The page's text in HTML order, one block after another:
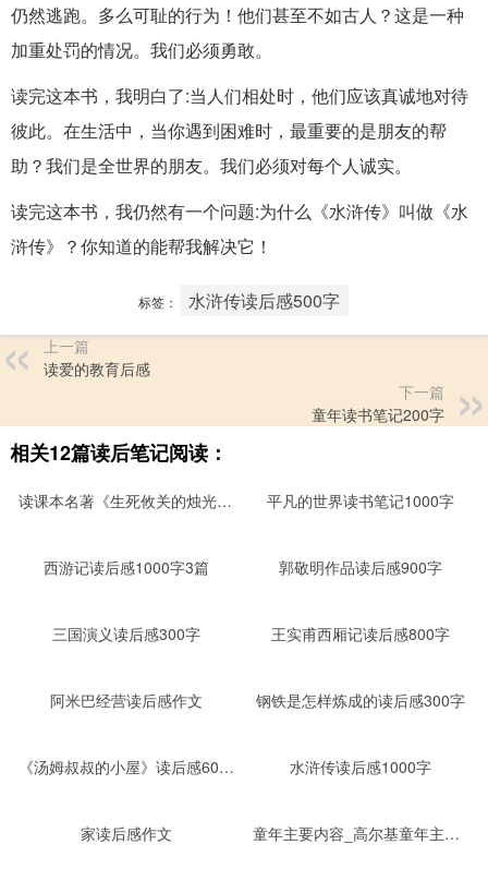
仍然逃跑。多么可耻的行为！他们甚至不如古人？这是一种
加重处罚的情况。我们必须勇敢。
读完这本书，我明白了:当人们相处时，他们应该真诚地对待
彼此。在生活中，当你遇到困难时，最重要的是朋友的帮
助？我们是全世界的朋友。我们必须对每个人诚实。
读完这本书，我仍然有一个问题:为什么《水浒传》叫做《水
浒传》？你知道的能帮我解决它！
标签： 水浒传读后感500字
上一篇
读爱的教育后感
下一篇
童年读书笔记200字
相关12篇读后笔记阅读：
读课本名著《生死攸关的烛光》后感400字 平凡的世界读书笔记1000字
西游记读后感1000字3篇 郭敬明作品读后感900字
三国演义读后感300字 王实甫西厢记读后感800字
阿米巴经营读后感作文 钢铁是怎样炼成的读后感300字
《汤姆叔叔的小屋》读后感600字 水浒传读后感1000字
家读后感作文 童年主要内容_高尔基童年主要内容